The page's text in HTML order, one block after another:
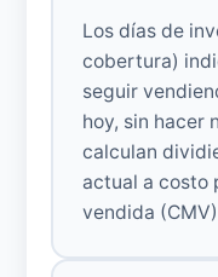
Los días de
cobertura)
seguir
hoy, sin hacer
calculan
actual a costo
vendida